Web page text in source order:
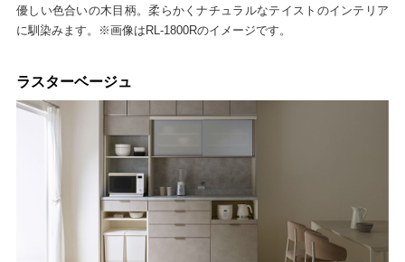
優しい色合いの木目柄。柔らかくナチュラルなテイストのインテリア
に馴染みます。※画像はRL-1800Rのイメージです。
ラスターベージュ